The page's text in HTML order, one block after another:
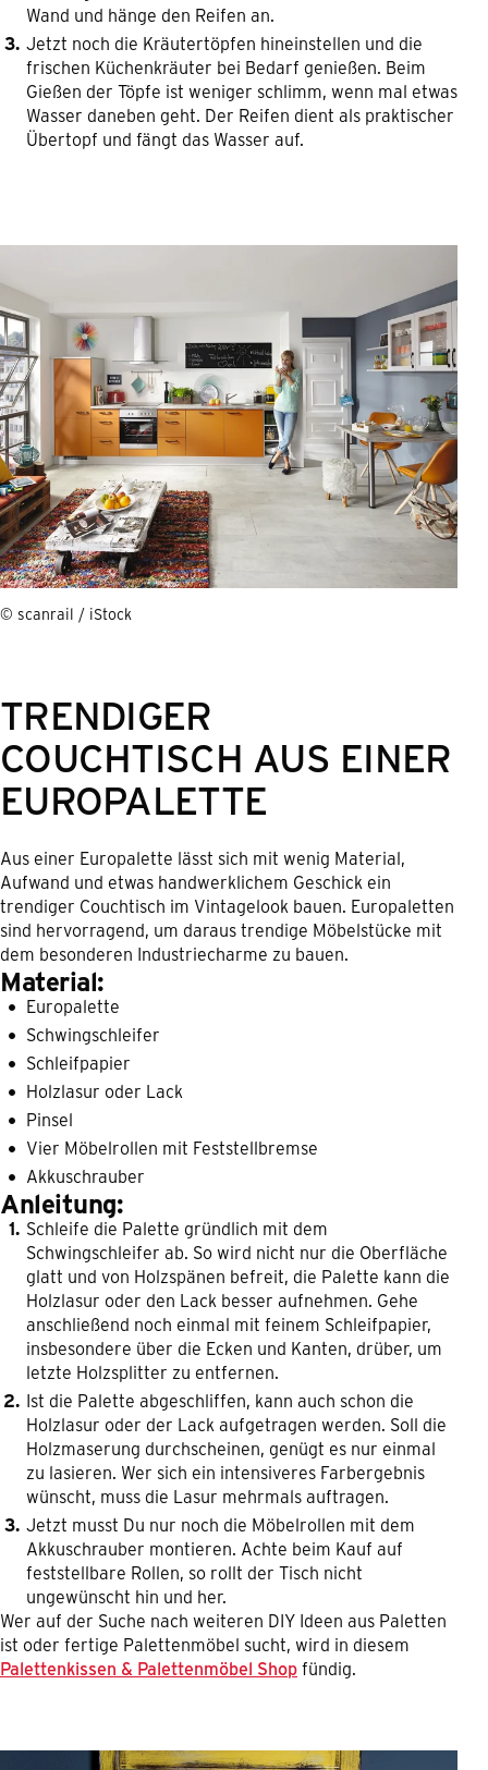
Wand und hänge den Reifen an.
Jetzt noch die Kräutertöpfen hineinstellen und die
frischen Küchenkräuter bei Bedarf genießen. Beim
Gießen der Töpfe ist weniger schlimm, wenn mal etwas
Wasser daneben geht. Der Reifen dient als praktischer
Übertopf und fängt das Wasser auf.
© scanrail / iStock
TRENDIGER
COUCHTISCH AUS EINER
EUROPALETTE
Aus einer Europalette lässt sich mit wenig Material,
Aufwand und etwas handwerklichem Geschick ein
trendiger Couchtisch im Vintagelook bauen. Europaletten
sind hervorragend, um daraus trendige Möbelstücke mit
dem besonderen Industriecharme zu bauen.
Material:
Europalette
Schwingschleifer
Schleifpapier
Holzlasur oder Lack
Pinsel
Vier Möbelrollen mit Feststellbremse
Akkuschrauber
Anleitung:
Schleife die Palette gründlich mit dem
Schwingschleifer ab. So wird nicht nur die Oberfläche
glatt und von Holzspänen befreit, die Palette kann die
Holzlasur oder den Lack besser aufnehmen. Gehe
anschließend noch einmal mit feinem Schleifpapier,
insbesondere über die Ecken und Kanten, drüber, um
letzte Holzsplitter zu entfernen.
Ist die Palette abgeschliffen, kann auch schon die
Holzlasur oder der Lack aufgetragen werden. Soll die
Holzmaserung durchscheinen, genügt es nur einmal
zu lasieren. Wer sich ein intensiveres Farbergebnis
wünscht, muss die Lasur mehrmals auftragen.
Jetzt musst Du nur noch die Möbelrollen mit dem
Akkuschrauber montieren. Achte beim Kauf auf
feststellbare Rollen, so rollt der Tisch nicht
ungewünscht hin und her.
Wer auf der Suche nach weiteren DIY Ideen aus Paletten
ist oder fertige Palettenmöbel sucht, wird in diesem
Palettenkissen & Palettenmöbel Shopfündig.